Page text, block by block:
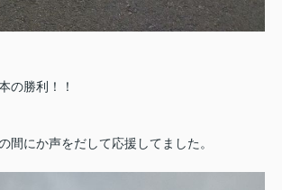
の勝利！！
にか声をだして応援してました。